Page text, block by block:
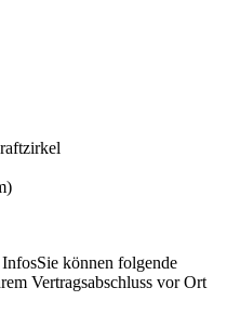
Sie können folgende
Vertragsabschluss vor Ort